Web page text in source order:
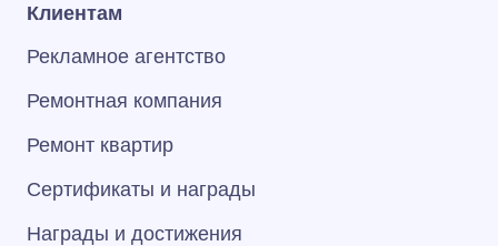
Клиентам
Рекламное агентство
Ремонтная компания
Ремонт квартир
Сертификаты и награды
Награды и достижения